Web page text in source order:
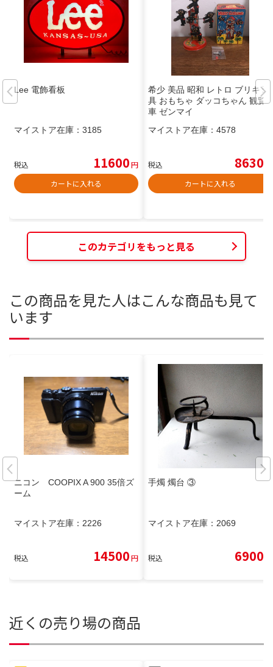
Lee 電飾看板
マイストア在庫： 3185
税込 11600円
カートに入れる
希少 美品 昭和 レトロ ブリキ 玩
具 おもちゃ ダッコちゃん 観覧
車 ゼンマイ
マイストア在庫： 4578
税込 8630
カートに入れる
このカテゴリをもっと見る
この商品を見た人はこんな商品も見て
います
ニコン COOPIX A 900 35倍ズ
ーム
マイストア在庫： 2226
税込 14500円
手燭 燭台 ③
マイストア在庫： 2069
税込 6900
近くの売り場の商品